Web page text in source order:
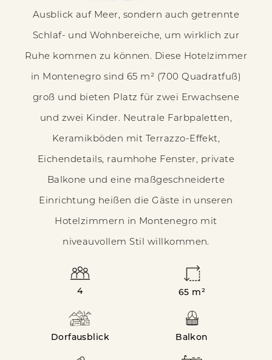
Ausblick auf Meer, sondern auch getrennte
Schlaf- und Wohnbereiche, um wirklich zur
Ruhe kommen zu können. Diese Hotelzimmer
in Montenegro sind 65 m² (700 Quadratfuß)
groß und bieten Platz für zwei Erwachsene
und zwei Kinder. Neutrale Farbpaletten,
Keramikböden mit Terrazzo-Effekt,
Eichendetails, raumhohe Fenster, private
Balkone und eine maßgeschneiderte
Einrichtung heißen die Gäste in unseren
Hotelzimmern in Montenegro mit
niveauvollem Stil willkommen.
4 65 m²
Dorfausblick Balkon